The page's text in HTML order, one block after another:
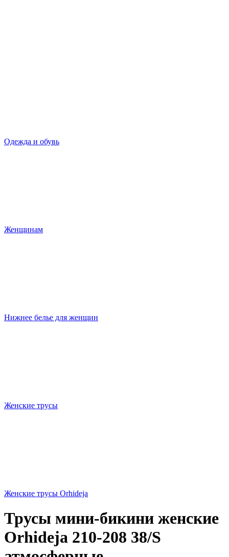
Одежда и обувь
Женщинам
Нижнее белье для женщин
Женские трусы
Женские трусы Orhideja
Трусы мини-бикини женские
Orhideja 210-208 38/S